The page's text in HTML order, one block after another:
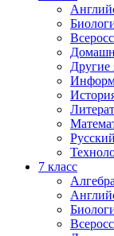
Другие
7 класс